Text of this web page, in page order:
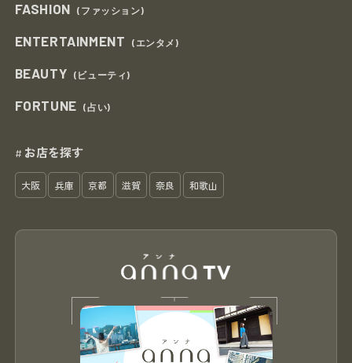
FASHION (ファッション)
ENTERTAINMENT (エンタメ)
BEAUTY (ビューティ)
FORTUNE (占い)
# お店を探す
大阪 兵庫 京都 滋賀 奈良 和歌山